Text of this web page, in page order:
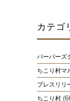
カテゴ
バーバーズ
ちこり村マ
プレスリリ
ちこり村